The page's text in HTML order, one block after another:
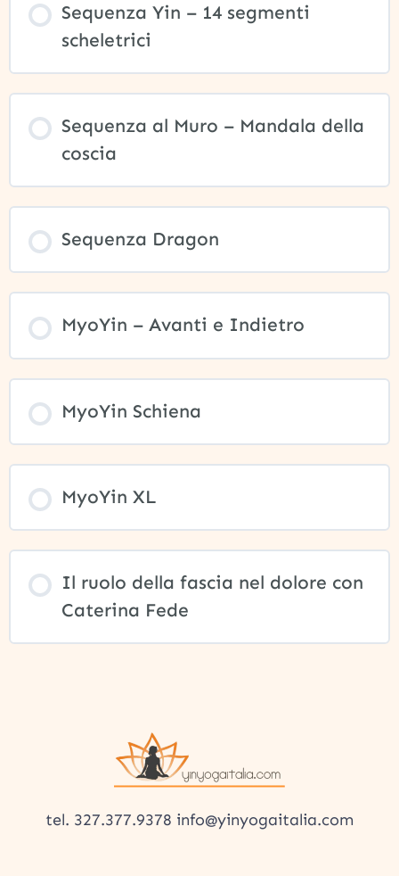
Sequenza Yin – 14 segmenti
scheletrici
Sequenza al Muro – Mandala della
coscia
Sequenza Dragon
MyoYin – Avanti e Indietro
MyoYin Schiena
MyoYin XL
Il ruolo della fascia nel dolore con
Caterina Fede
tel. 327.377.9378 info@yinyogaitalia.com